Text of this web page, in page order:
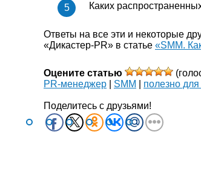
Каких
Ответы на все эти и некоторые
«Дикастер-PR» в статье «SMM.
Оцените статью
PR-менеджер
SMM полезно для
Поделитесь с друзьями!